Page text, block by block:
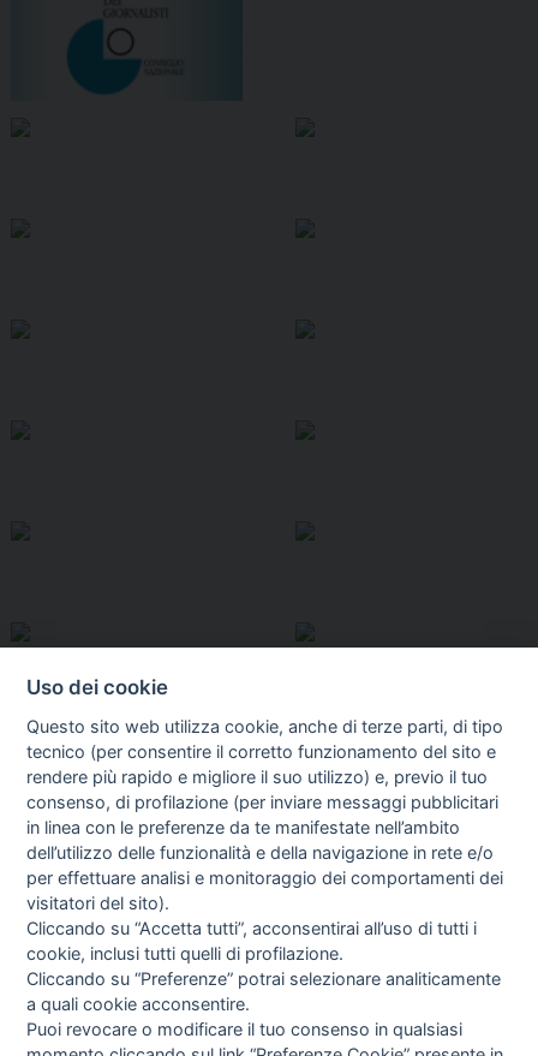
I libri Vedi tutti
Uso dei cookie
Questo sito web utilizza cookie, anche di terze parti, di tipo
tecnico (per consentire il corretto funzionamento del sito e
rendere più rapido e migliore il suo utilizzo) e, previo il tuo
consenso, di profilazione (per inviare messaggi pubblicitari
in linea con le preferenze da te manifestate nell’ambito
dell’utilizzo delle funzionalità e della navigazione in rete e/o
per effettuare analisi e monitoraggio dei comportamenti dei
visitatori del sito).
Cliccando su “Accetta tutti”, acconsentirai all’uso di tutti i
cookie, inclusi tutti quelli di profilazione.
Cliccando su “Preferenze” potrai selezionare analiticamente
a quali cookie acconsentire.
Puoi revocare o modificare il tuo consenso in qualsiasi